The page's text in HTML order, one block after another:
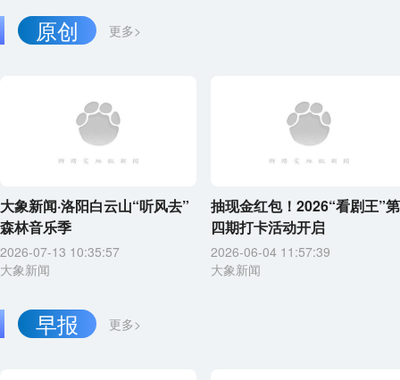
更多>
原创
大象新闻·洛阳白云山“听风去”
森林音乐季
2026-07-13 10:35:57
大象新闻
抽现金红包！2026“看剧王”第
四期打卡活动开启
2026-06-04 11:57:39
大象新闻
更多>
早报